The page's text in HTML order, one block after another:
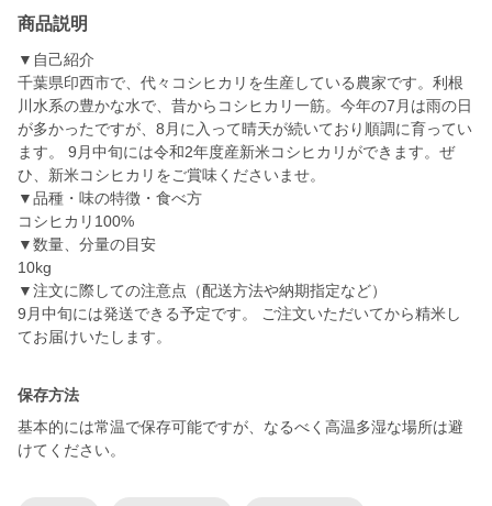
商品説明
▼自己紹介
千葉県印西市で、代々コシヒカリを生産している農家です。利根
川水系の豊かな水で、昔からコシヒカリ一筋。今年の7月は雨の日
が多かったですが、8月に入って晴天が続いており順調に育ってい
ます。 9月中旬には令和2年度産新米コシヒカリができます。ぜ
ひ、新米コシヒカリをご賞味くださいませ。
▼品種・味の特徴・食べ方
コシヒカリ100%
▼数量、分量の目安
10kg
▼注文に際しての注意点（配送方法や納期指定など）
9月中旬には発送できる予定です。 ご注文いただいてから精米し
てお届けいたします。
保存方法
基本的には常温で保存可能ですが、なるべく高温多湿な場所は避
けてください。